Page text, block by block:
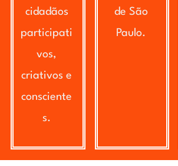
cidadãos
participati
vos,
criativos e
consciente
s.
de São
Paulo.